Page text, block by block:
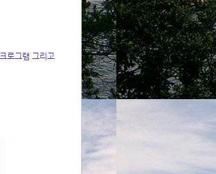
로그램 그리고